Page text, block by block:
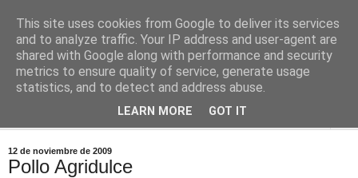
Comoju
La Cocina del Día a Día y el día a día de la Gastronomía
12 de noviembre de 2009
Pollo Agridulce
This site uses cookies from Google to deliver its services
and to analyze traffic. Your IP address and user-agent are
shared with Google along with performance and security
metrics to ensure quality of service, generate usage
statistics, and to detect and address abuse.
LEARN MORE GOT IT